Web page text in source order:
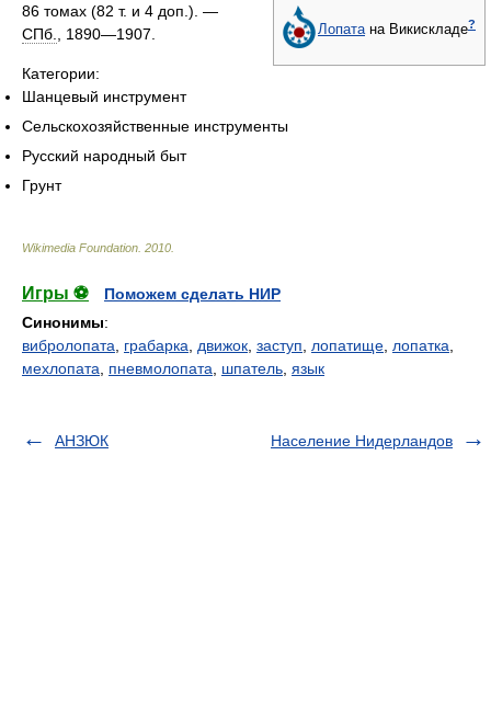
Лопатана Викискладе?
86 томах (82 т. и 4 доп.). —
СПб.
, 1890—1907.
Категории:
Шанцевый инструмент
Сельскохозяйственные инструменты
Русский народный быт
Грунт
Wikimedia Foundation 2010
Игры ⚽
Поможем сделать НИР
Синонимы:
вибролопата
грабарка движок заступ лопатище лопатка
мехлопата
пневмолопата шпатель язык
АНЗЮК Население Нидерландов